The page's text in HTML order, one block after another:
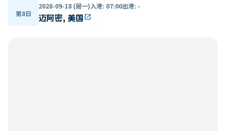
第8日
2028-09-18 (周一)入港: 07:00出港: -
迈阿密, 美国open_in_new